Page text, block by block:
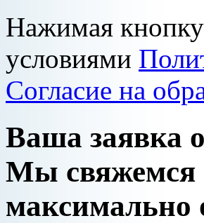
Нажимая
условиями
Согласие на
Ваша заявка
Мы свяжемся
максимально